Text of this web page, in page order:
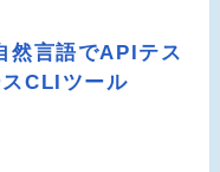
言語でAPIテス
スCLIツール